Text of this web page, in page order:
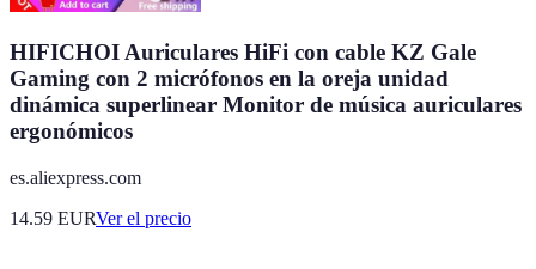
HIFICHOI Auriculares HiFi con cable KZ Gale
Gaming con 2 micrófonos en la oreja unidad
dinámica superlinear Monitor de música auriculares
ergonómicos
es.aliexpress.com
14.59 EURVer el precio